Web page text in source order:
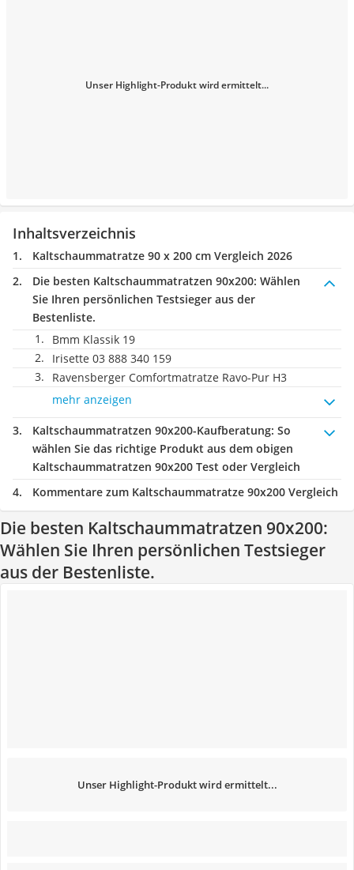
Unser Highlight-Produkt wird ermittelt...
Inhaltsverzeichnis
Kaltschaummatratze 90 x 200 cm Vergleich 2026
Die besten Kaltschaummatratzen 90x200: Wählen
Sie Ihren persönlichen Testsieger aus der
Bestenliste.
Bmm Klassik 19
Irisette 03 888 340 159
Ravensberger Comfortmatratze Ravo-Pur H3
mehr anzeigen
Kaltschaummatratzen 90x200-Kaufberatung: So
wählen Sie das richtige Produkt aus dem obigen
Kaltschaummatratzen 90x200 Test oder Vergleich
Kommentare zum Kaltschaummatratze 90x200 Vergleich
Die besten Kaltschaummatratzen 90x200:
Wählen Sie Ihren persönlichen Testsieger
aus der Bestenliste.
Unser Highlight-Produkt wird ermittelt...